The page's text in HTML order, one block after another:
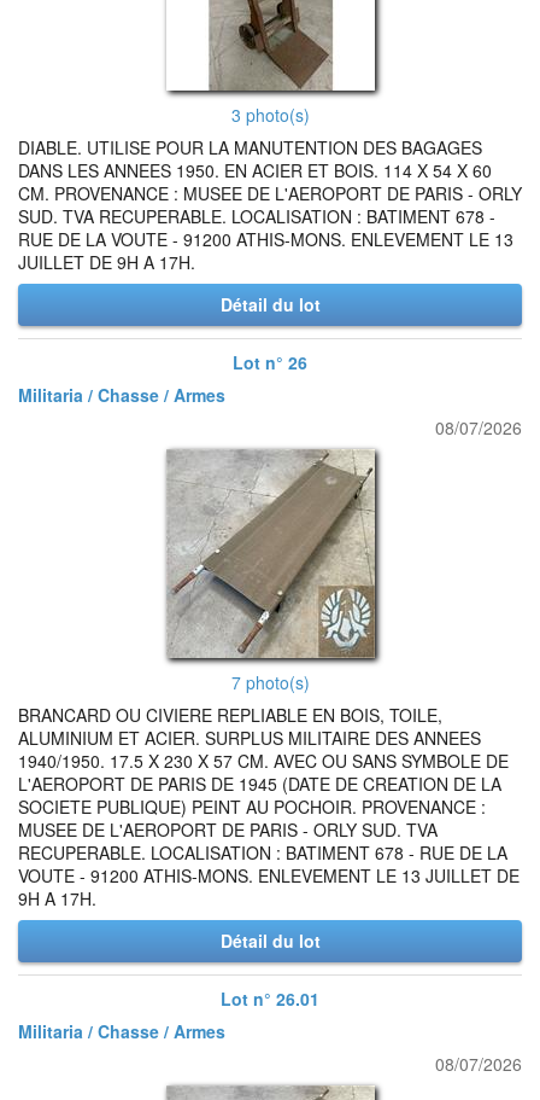
3 photo(s)
DIABLE. UTILISE POUR LA MANUTENTION DES BAGAGES
DANS LES ANNEES 1950. EN ACIER ET BOIS. 114 X 54 X 60
CM. PROVENANCE : MUSEE DE L'AEROPORT DE PARIS - ORLY
SUD. TVA RECUPERABLE. LOCALISATION : BATIMENT 678 -
RUE DE LA VOUTE - 91200 ATHIS-MONS. ENLEVEMENT LE 13
JUILLET DE 9H A 17H.
Détail du lot
Lot n° 26
Militaria / Chasse / Armes
08/07/2026
7 photo(s)
BRANCARD OU CIVIERE REPLIABLE EN BOIS, TOILE,
ALUMINIUM ET ACIER. SURPLUS MILITAIRE DES ANNEES
1940/1950. 17.5 X 230 X 57 CM. AVEC OU SANS SYMBOLE DE
L'AEROPORT DE PARIS DE 1945 (DATE DE CREATION DE LA
SOCIETE PUBLIQUE) PEINT AU POCHOIR. PROVENANCE :
MUSEE DE L'AEROPORT DE PARIS - ORLY SUD. TVA
RECUPERABLE. LOCALISATION : BATIMENT 678 - RUE DE LA
VOUTE - 91200 ATHIS-MONS. ENLEVEMENT LE 13 JUILLET DE
9H A 17H.
Détail du lot
Lot n° 26.01
Militaria / Chasse / Armes
08/07/2026